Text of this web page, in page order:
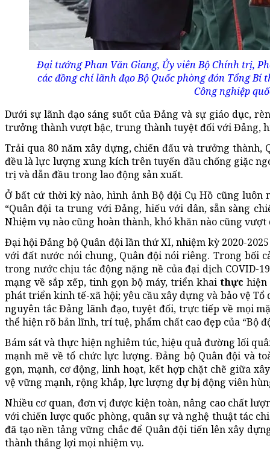
Đại tướng Phan Văn Giang, Ủy viên Bộ Chính trị,
các đồng chí lãnh đạo Bộ Quốc phòng đón Tổng
Công nghiệp
Dưới sự lãnh đạo sáng suốt của Đảng và sự giáo dục,
trưởng thành vượt bậc, trung thành tuyệt đối với Đảng,
Trải qua 80 năm xây dựng, chiến đấu và trưởng thành,
đều là lực lượng xung kích trên tuyến đầu chống giặc
trị và dẫn đầu trong lao động sản xuất.
Ở bất cứ thời kỳ nào, hình ảnh Bộ đội Cụ Hồ cũng
“Quân đội ta trung với Đảng, hiếu với dân, sẵn sàng
Nhiệm vụ nào cũng hoàn thành, khó khăn nào cũng
Đại hội Đảng bộ Quân đội lần thứ XI, nhiệm kỳ 2020-
với đất nước nói chung, Quân đội nói riêng. Trong bối
trong nước chịu tác động nặng nề của đại dịch COVID-
mạng về sắp xếp, tinh gọn bộ máy, triển khai thực hiện
phát triển kinh tế-xã hội; yêu cầu xây dựng và bảo vệ
nguyên tắc Đảng lãnh đạo, tuyệt đối, trực tiếp về mọi
thể hiện rõ bản lĩnh, trí tuệ, phẩm chất cao đẹp của “Bộ
Bám sát và thực hiện nghiêm túc, hiệu quả đường lối
mạnh mẽ về tổ chức lực lượng. Đảng bộ Quân đội và
gọn, mạnh, cơ động, linh hoạt, kết hợp chặt chẽ giữa
vệ vững mạnh, rộng khắp, lực lượng dự bị động viên
Nhiều cơ quan, đơn vị được kiện toàn, nâng cao chất
với chiến lược quốc phòng, quân sự và nghệ thuật tác
đã tạo nền tảng vững chắc để Quân đội tiến lên xây
thành thắng lợi mọi nhiệm vụ.